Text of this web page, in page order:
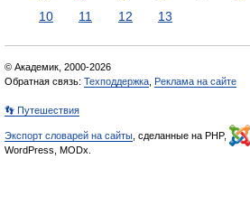
10
11 12 13
© Академик, 2000-2026
Обратная связь: Техподдержка Реклама на сайте
👣 Путешествия
Экспорт словарей на сайты , сделанные на PHP,
WordPress, MODx.